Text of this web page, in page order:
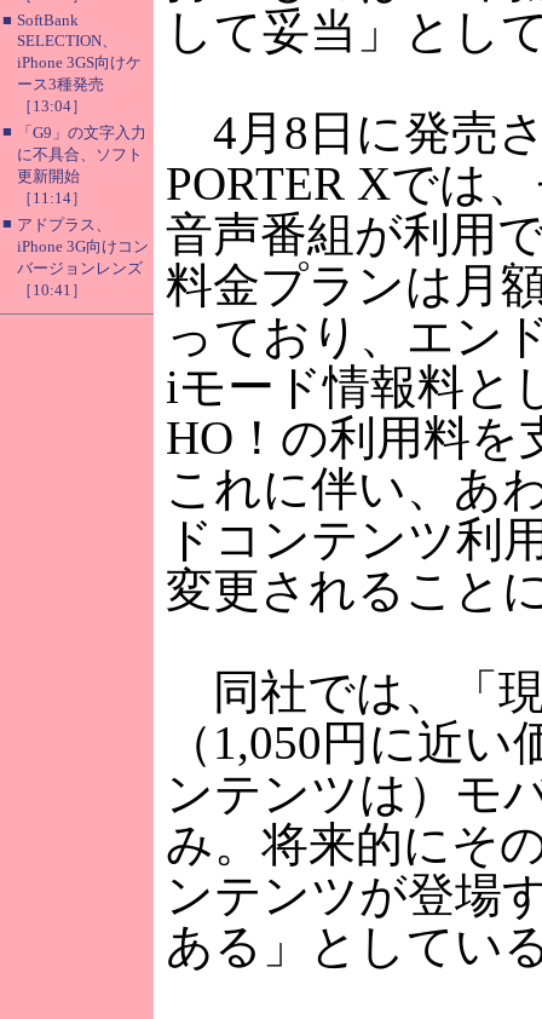
■ SoftBank
SELECTION、
iPhone 3GS向けケ
ース3種発売
［13:04］
■
「G9」の文字入力
に不具合、ソフト
更新開始
［11:14］
■ アドプラス、
iPhone 3G向けコン
バージョンレンズ
［10:41］
して妥当」とし
4月8日に発売
PORTER Xでは
音声番組が利用
料金プランは月
っており、エン
iモード情報料と
HO！の利用料を
これに伴い、あ
ドコンテンツ利
変更されること
同社では、「
（1,050円に近
ンテンツは）モ
み。将来的にそ
ンテンツが登場
ある」としてい